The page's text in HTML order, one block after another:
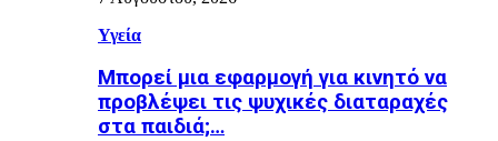
Υγεία
Μπορεί μια εφαρμογή για κινητό να
προβλέψει τις ψυχικές διαταραχές
στα παιδιά;…